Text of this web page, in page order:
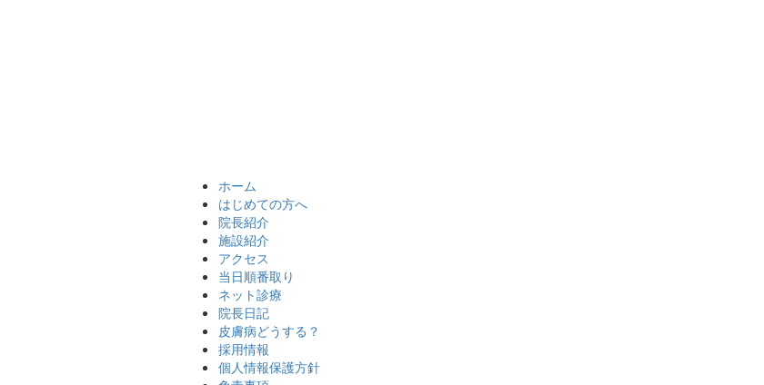
ホーム
はじめての方へ
院長紹介
施設紹介
アクセス
当日順番取り
ネット診療
院長日記
皮膚病どうする？
採用情報
個人情報保護方針